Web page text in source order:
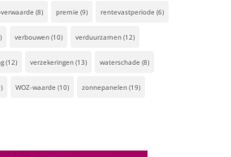
(8) premie (9) rentevastperiode (6)
verbouwen(10) verduurzamen(12)
(12) verzekeringen(13) waterschade (8)
WOZ-waarde (10) zonnepanelen(19)